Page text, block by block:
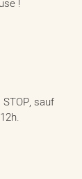
!
sauf